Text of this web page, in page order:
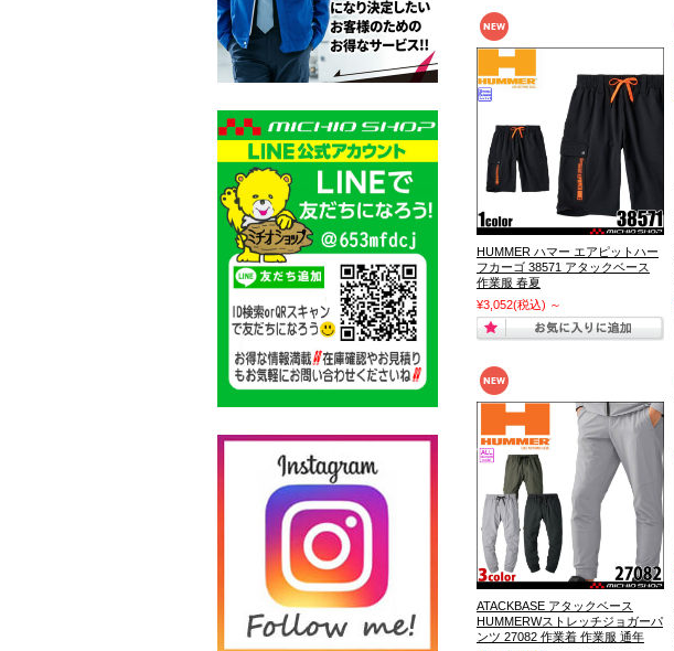
HUMMER ハマー エアピットハー
フカーゴ 38571 アタックベース
作業服 春夏
¥3,052(税込) ～
ATACKBASE アタックベース
HUMMERWストレッチジョガーパ
ンツ 27082 作業着 作業服 通年